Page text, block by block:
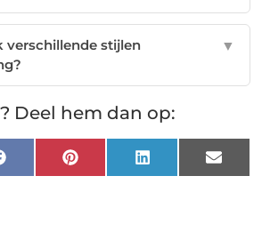
verschillende stijlen
▼
Deel hem dan op:
FacebookPinterest LinkedIn Email